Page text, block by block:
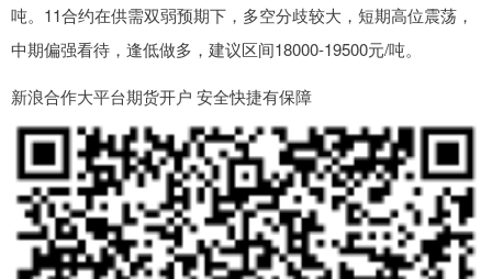
吨。11合约在供需双弱预期下，多空分歧较大，短期高位震荡，
中期偏强看待，逢低做多，建议区间18000-19500元/吨。
新浪合作大平台期货开户 安全快捷有保障